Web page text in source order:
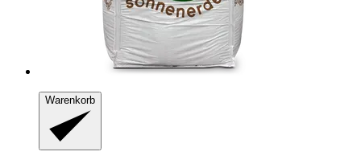
Warenkorb